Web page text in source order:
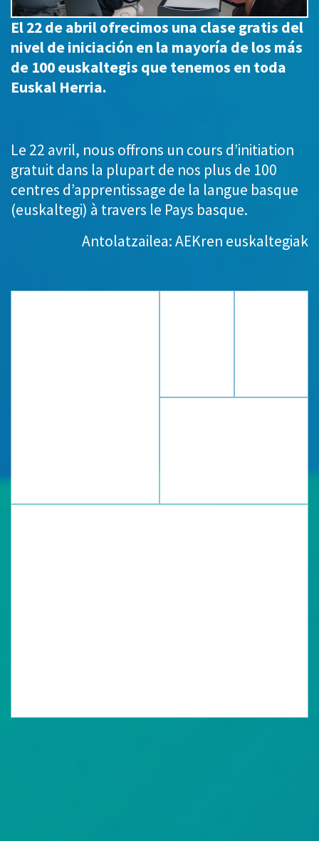
El 22 de abril ofrecimos una clase gratis del
nivel de iniciación en la mayoría de los más
de 100 euskaltegis que tenemos en toda
Euskal Herria.
Le 22 avril, nous offrons un cours d’initiation
gratuit dans la plupart de nos plus de 100
centres d’apprentissage de la langue basque
(euskaltegi) à travers le Pays basque.
Antolatzailea: AEKren euskaltegiak